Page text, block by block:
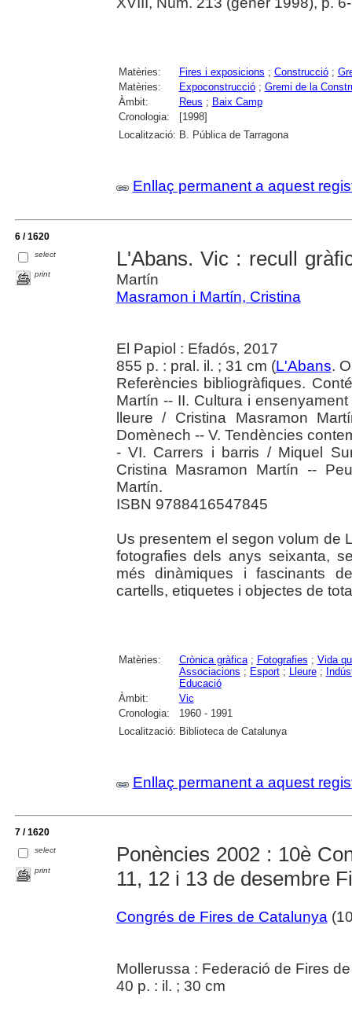
Matèries: Fires i exposicions ; Construcció;
Matèries:
Expoconstrucció; Gremi de la
Àmbit:
Reus ; Baix Camp
Cronologia:
[1998]
Localització: B. Pública de Tarragona
Enllaç permanent a aquest
6 / 1620
select
print
L'Abans. Vic : recull
Martín
Masramon i Martín, Cristina
El Papiol : Efadós, 2017
855 p. : pral. il. ; 31 cm (L'Abans.
Referències bibliogràfiques.
Martín -- II. Cultura i
lleure / Cristina Masramon
Domènech -- V. Tendències
- VI. Carrers i barris / Miquel
Cristina Masramon Martín --
Martín.
ISBN 9788416547845
Us presentem el segon volum de
fotografies dels anys seixanta,
més dinàmiques i fascinants
cartells, etiquetes i objectes de
Matèries: Crònica gràfica; Fotografies ; Vida
Associacions ; Esport; Lleure;
Educació
Àmbit:
Vic
Cronologia:
1960 - 1991
Localització: Biblioteca de Catalunya
Enllaç permanent a aquest
7 / 1620
select
print
Ponències 2002 : 10è
11, 12 i 13 de desembre
Congrés de Fires de Catalunya
Mollerussa : Federació de Fires
40 p. : il. ; 30 cm